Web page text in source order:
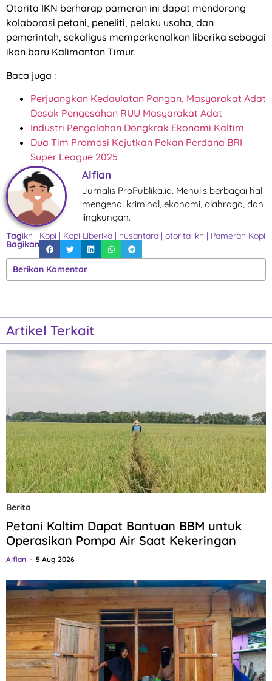
Otorita IKN berharap pameran ini dapat mendorong
kolaborasi petani, peneliti, pelaku usaha, dan
pemerintah, sekaligus memperkenalkan liberika sebagai
ikon baru Kalimantan Timur.
Baca juga :
Perjuangkan Kedaulatan Pangan, Masyarakat Adat
Desak Pengesahan RUU Masyarakat Adat
Industri Pengolahan Dongkrak Ekonomi Kaltim
Dua Tim Promosi Kejutkan Pekan Perdana BRI
Super League 2025
Alfian
Jurnalis ProPublika.id. Menulis berbagai hal
mengenai kriminal, ekonomi, olahraga, dan
lingkungan.
Tagikn | Kopi | Kopi Liberika | nusantara | otorita ikn | Pameran Kopi
Bagikan
Berikan Komentar
Artikel Terkait
Berita
Petani Kaltim Dapat Bantuan BBM untuk
Operasikan Pompa Air Saat Kekeringan
Alfian 5 Aug 2026